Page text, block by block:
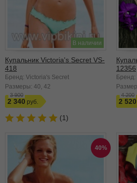
В наличии
Купальник Victoria's Secret VS-
418
Бренд: Victoria's Secret
Размеры: 40 42
3 900
2 340
(1)
12356
Бренд:
4 200
2 520
40%